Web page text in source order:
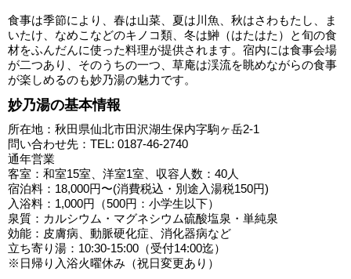
食事は季節により、春は山菜、夏は川魚、秋はさわもたし、ま
いたけ、なめこなどのキノコ類、冬は鰰（はたはた）と旬の食
材をふんだんに使った料理が提供されます。宿内には食事会場
が二つあり、そのうちの一つ、草庵は渓流を眺めながらの食事
が楽しめるのも妙乃湯の魅力です。
妙乃湯の基本情報
所在地：秋田県仙北市田沢湖生保内字駒ヶ岳2-1
問い合わせ先：TEL: 0187-46-2740
通年営業
客室：和室15室、洋室1室、収容人数：40人
宿泊料：18,000円〜(消費税込・別途入湯税150円)
入浴料：1,000円（500円：小学生以下）
泉質：カルシウム・マグネシウム硫酸塩泉・単純泉
効能：皮膚病、動脈硬化症、消化器病など
立ち寄り湯：10:30-15:00（受付14:00迄）
※日帰り入浴火曜休み（祝日変更あり）